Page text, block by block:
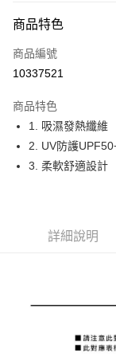
LINE Pay
Apple Pay
悠遊付
大哥付你分期
相關說明
成交易。
【繳款方式說明】
1.分期款項不併入電
2.透過簡訊連結打開
【關於「AFTEE先享後
AFTEE先享後付是「
３．安心：先確認商
１．於結帳方式選擇
ATM付款
全家取貨付款
商品特色
商品編號
10337521
商品特色
1. 吸濕發熱纖維
2. UV防護
3. 柔軟舒適設計
詳細說明